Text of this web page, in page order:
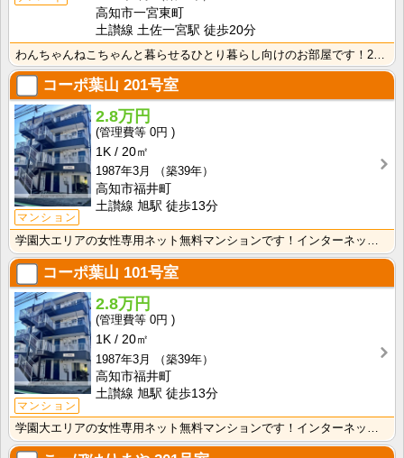
高知市一宮東町
土讃線 土佐一宮駅 徒歩20分
コーポ葉山 201号室
マンション
2.8万円
0円
1K
20㎡
1987年3月
（築39年）
高知市福井町
土讃線 旭駅 徒歩13分
学園大エリアの女性専用ネット無料マンションです！インターネット月額接続使用無料なので、月々の生活費の･･･
コーポ葉山 101号室
マンション
2.8万円
0円
1K
20㎡
1987年3月
（築39年）
高知市福井町
土讃線 旭駅 徒歩13分
学園大エリアの女性専用ネット無料マンションです！インターネット月額接続使用無料なので、月々の生活費の･･･